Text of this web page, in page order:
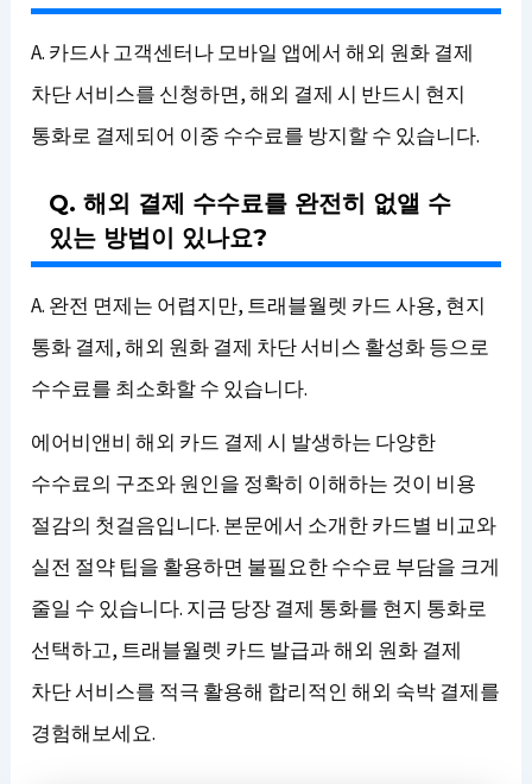
A. 카드사 고객센터나 모바일 앱에서 해외 원화 결제
차단 서비스를 신청하면, 해외 결제 시 반드시 현지
통화로 결제되어 이중 수수료를 방지할 수 있습니다.
Q. 해외 결제 수수료를 완전히 없앨 수
있는 방법이 있나요?
A. 완전 면제는 어렵지만, 트래블월렛 카드 사용, 현지
통화 결제, 해외 원화 결제 차단 서비스 활성화 등으로
수수료를 최소화할 수 있습니다.
에어비앤비 해외 카드 결제 시 발생하는 다양한
수수료의 구조와 원인을 정확히 이해하는 것이 비용
절감의 첫걸음입니다. 본문에서 소개한 카드별 비교와
실전 절약 팁을 활용하면 불필요한 수수료 부담을 크게
줄일 수 있습니다. 지금 당장 결제 통화를 현지 통화로
선택하고, 트래블월렛 카드 발급과 해외 원화 결제
차단 서비스를 적극 활용해 합리적인 해외 숙박 결제를
경험해보세요.